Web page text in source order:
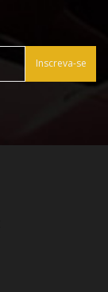
Inscreva-se